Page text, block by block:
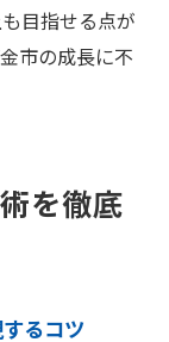
目指せる点が
市の成長に不
を徹底
るコツ